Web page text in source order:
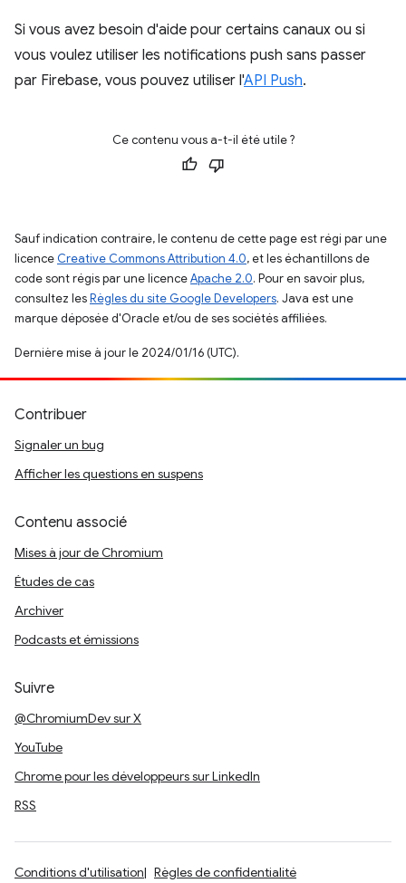
Si vous avez besoin d'aide pour certains canaux ou si
vous voulez utiliser les notifications push sans passer
par Firebase, vous pouvez utiliser l'API Push.
Ce contenu vous a-t-il été utile ?
Sauf indication contraire, le contenu de cette page est régi par une
licence Creative Commons Attribution 4.0, et les échantillons de
code sont régis par une licenceApache 2.0. Pour en savoir plus,
consultez lesRègles du site Google Developers. Java est une
marque déposée d'Oracle et/ou de ses sociétés affiliées.
Dernière mise à jour le 2024/01/16 (UTC).
Contribuer
Signaler un bug
Afficher les questions en suspens
Contenu associé
Mises à jour de Chromium
Études de cas
Archiver
Podcasts et émissions
Suivre
@ChromiumDev sur X
YouTube
Chrome pour les développeurs sur LinkedIn
RSS
Conditions d'utilisation
Règles de confidentialité